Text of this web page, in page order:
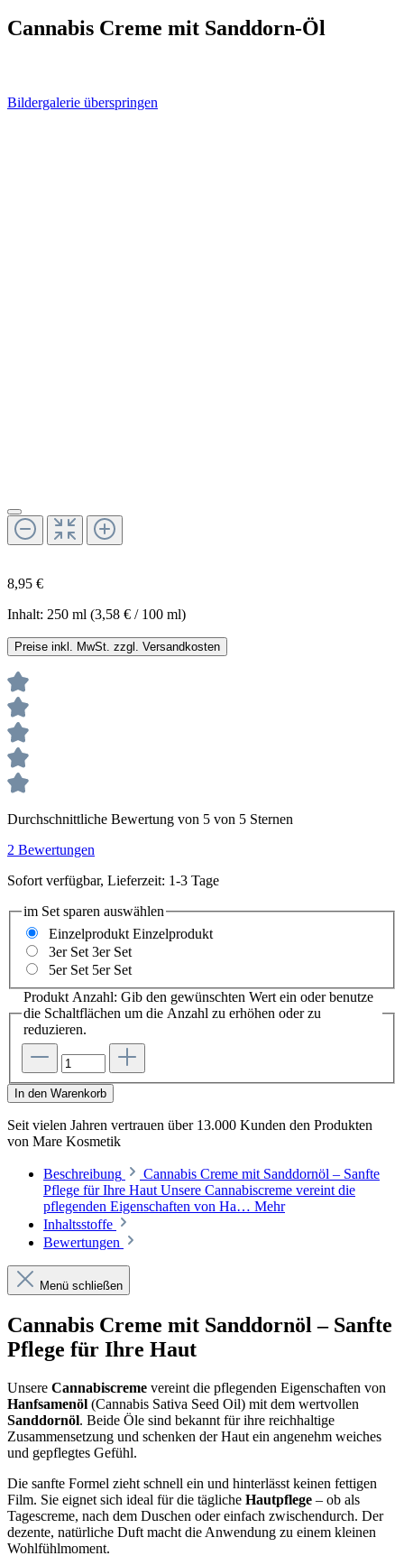
Cannabis Creme mit Sanddorn-Öl
Bildergalerie überspringen
8,95 €
Inhalt: 250 ml (3,58 € / 100 ml)
Preise inkl. MwSt. zzgl. Versandkosten
Durchschnittliche Bewertung von 5 von 5 Sternen
2 Bewertungen
Sofort verfügbar, Lieferzeit: 1-3 Tage
im Set sparen auswählen
Einzelprodukt Einzelprodukt
3er Set 3er Set
5er Set 5er Set
Produkt Anzahl: Gib den gewünschten Wert ein oder benutze
die Schaltflächen um die Anzahl zu erhöhen oder zu
reduzieren.
In den Warenkorb
Seit vielen Jahren vertrauen über 13.000 Kunden den Produkten
von Mare Kosmetik
Beschreibung
Cannabis Creme mit Sanddornöl – Sanfte
Pflege für Ihre Haut Unsere Cannabiscreme vereint die
pflegenden Eigenschaften von Ha… Mehr
Inhaltsstoffe
Bewertungen
Menü schließen
Cannabis Creme mit Sanddornöl – Sanfte
Pflege für Ihre Haut
Unsere Cannabiscreme vereint die pflegenden Eigenschaften von
Hanfsamenöl (Cannabis Sativa Seed Oil) mit dem wertvollen
Sanddornöl. Beide Öle sind bekannt für ihre reichhaltige
Zusammensetzung und schenken der Haut ein angenehm weiches
und gepflegtes Gefühl.
Die sanfte Formel zieht schnell ein und hinterlässt keinen fettigen
Film. Sie eignet sich ideal für die tägliche Hautpflege – ob als
Tagescreme, nach dem Duschen oder einfach zwischendurch. Der
dezente, natürliche Duft macht die Anwendung zu einem kleinen
Wohlfühlmoment.